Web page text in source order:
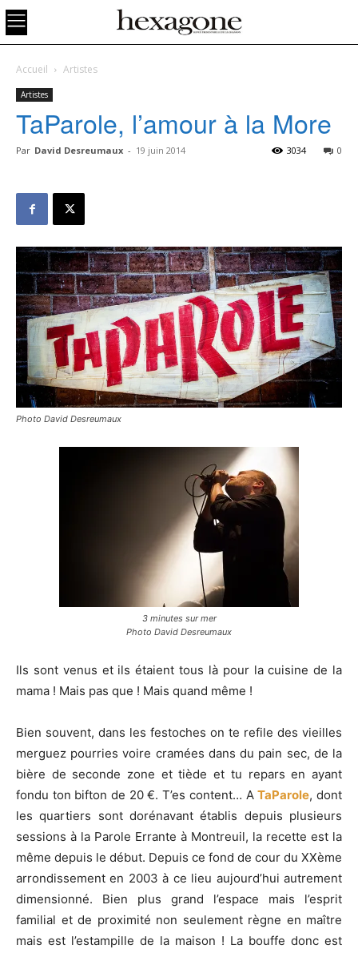
Accueil Artistes
Artistes
TaParole, l’amour à la More
Par David Desreumaux - 19 juin 2014 0
3034
Photo David Desreumaux
3 minutes sur mer
Photo David Desreumaux
Ils sont venus et ils étaient tous là pour la cuisine de la
mama ! Mais pas que ! Mais quand même !
Bien souvent, dans les festoches on te refile des vieilles
merguez pourries voire cramées dans du pain sec, de la
bière de seconde zone et tiède et tu repars en ayant
fondu ton bifton de 20 €. T’es content… ATaParole, dont
les quartiers sont dorénavant établis depuis plusieurs
sessions à la Parole Errante à Montreuil, la recette est la
même depuis le début. Depuis ce fond de cour du XXème
arrondissement en 2003 à ce lieu aujourd’hui autrement
dimensionné. Bien plus grand l’espace mais l’esprit
familial et de proximité non seulement règne en maître
mais est l’estampille de la maison ! La bouffe donc est